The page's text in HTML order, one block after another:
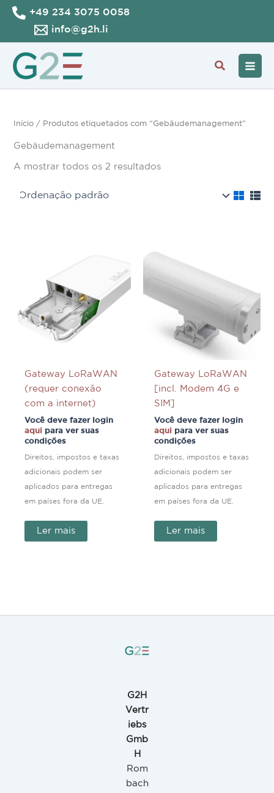
Skip
content
+49 234 3075 0058
info@g2h.li
Search
Início / Produtos etiquetados com “Gebäudemanagement”
Gebäudemanagement
A mostrar todos os 2 resultados
Gateway LoRaWAN
(requer conexão
com a internet)
Você deve fazer login
aqui para ver suas
condições
Direitos, impostos e taxas
adicionais podem ser
aplicados para entregas
em países fora da UE.
Ler mais
Gateway LoRaWAN
[incl. Modem 4G e
SIM]
Você deve fazer login
aqui para ver suas
condições
Direitos, impostos e taxas
adicionais podem ser
aplicados para entregas
em países fora da UE.
Ler mais
G2H
Vertr
iebs
Gmb
H
Rom
bach